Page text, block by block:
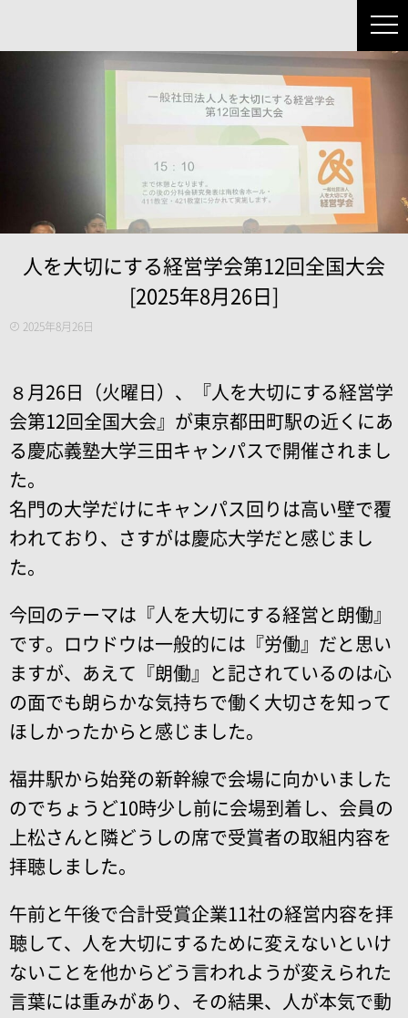
人を大切にする経営学会第12回全国大会
[2025年8月26日]
2025年8月26日
８月26日（火曜日）、『人を大切にする経営学
会第12回全国大会』が東京都田町駅の近くにあ
る慶応義塾大学三田キャンパスで開催されまし
た。
名門の大学だけにキャンパス回りは高い壁で覆
われており、さすがは慶応大学だと感じまし
た。
今回のテーマは『人を大切にする経営と朗働』
です。ロウドウは一般的には『労働』だと思い
ますが、あえて『朗働』と記されているのは心
の面でも朗らかな気持ちで働く大切さを知って
ほしかったからと感じました。
福井駅から始発の新幹線で会場に向かいました
のでちょうど10時少し前に会場到着し、会員の
上松さんと隣どうしの席で受賞者の取組内容を
拝聴しました。
午前と午後で合計受賞企業11社の経営内容を拝
聴して、人を大切にするために変えないといけ
ないことを他からどう言われようが変えられた
言葉には重みがあり、その結果、人が本気で動